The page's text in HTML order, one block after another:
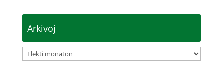
Arkivoj
Arkivoj